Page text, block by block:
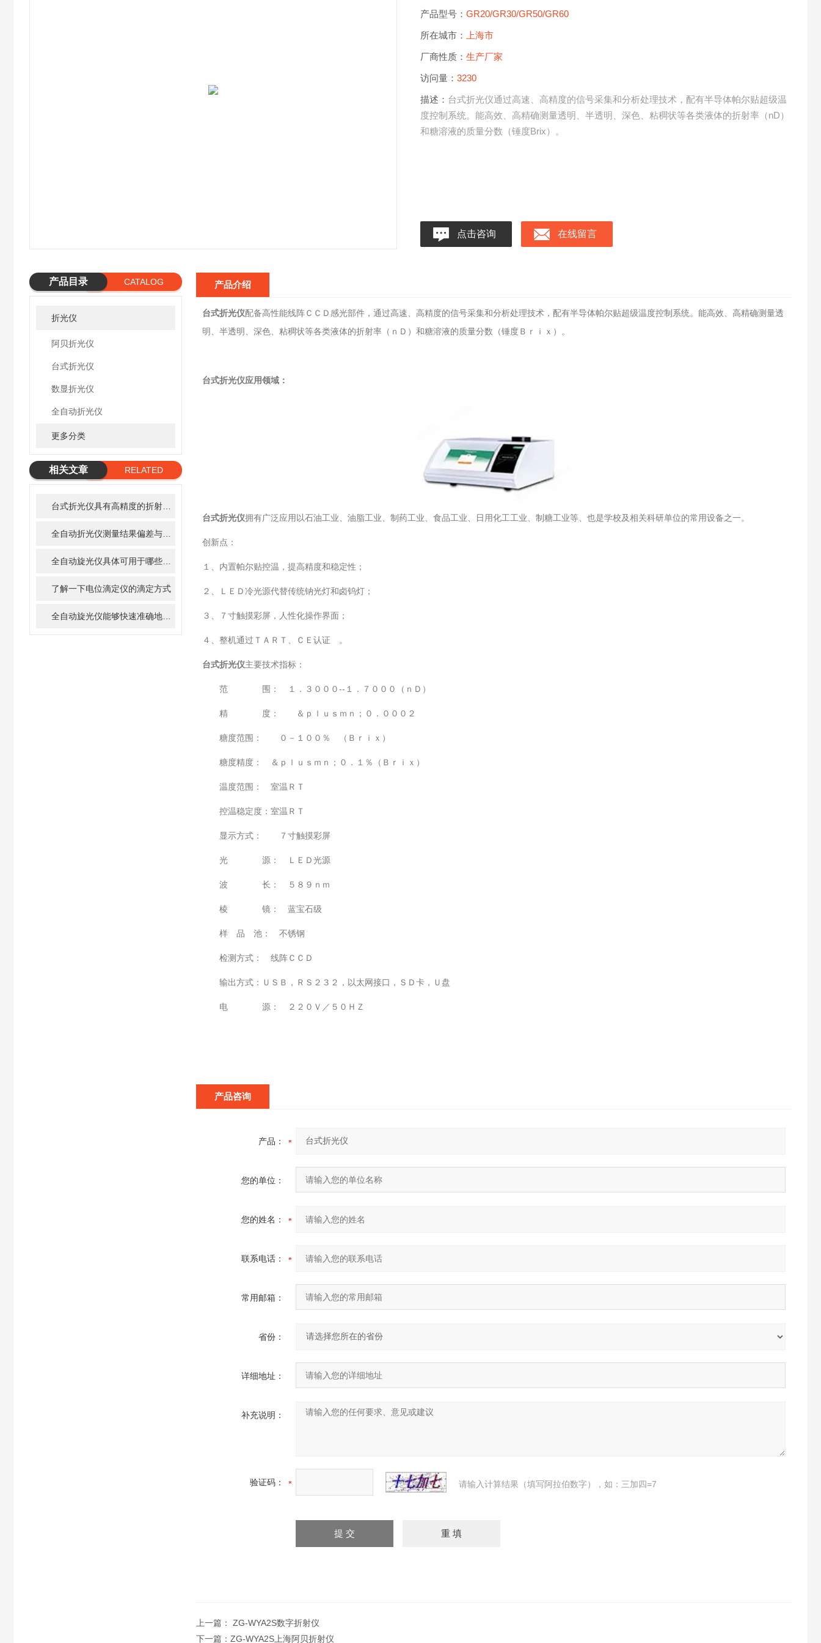
产品型号： GR20/GR30/GR50/GR60
所在城市： 上海市
厂商性质： 生产厂家
访问量： 3230
描述： 台式折光仪通过高速、高精度的信号采集和分析处理技术，配有半导体帕尔贴超级温
度控制系统。能高效、高精确测量透明、半透明、深色、粘稠状等各类液体的折射率（nD）
和糖溶液的质量分数（锤度Brix）。
点击咨询 在线留言
产品目录 CATALOG
折光仪
阿贝折光仪
台式折光仪
数显折光仪
全自动折光仪
更多分类
相关文章
RELATED
了解一下电位滴定仪的滴定方式
产品介绍
台式折光仪配备高性能线阵ＣＣＤ感光部件，通过高速、高精度的信号采集和分析处理技术，配有半导体帕尔贴超级温度控制系统。能高效、高精确测量透
明、半透明、深色、粘稠状等各类液体的折射率（ｎＤ）和糖溶液的质量分数（锤度Ｂｒｉｘ）。
台式折光仪应用领域：
台式折光仪拥有广泛应用以石油工业、油脂工业、制药工业、食品工业、日用化工工业、制糖工业等、也是学校及相关科研单位的常用设备之一。
创新点：
１、内置帕尔贴控温，提高精度和稳定性；
２、ＬＥＤ冷光源代替传统钠光灯和卤钨灯；
３、７寸触摸彩屏，人性化操作界面；
４、整机通过ＴＡＲＴ、ＣＥ认证 。
台式折光仪主要技术指标：
范 围： １．３０００--１．７０００（ｎＤ）
精 度： ＆ｐｌｕｓｍｎ；０．０００２
糖度范围： ０－１００％ （Ｂｒｉｘ）
糖度精度： ＆ｐｌｕｓｍｎ；０．１％（Ｂｒｉｘ）
温度范围： 室温ＲＴ
控温稳定度：室温ＲＴ
显示方式： ７寸触摸彩屏
光 源： ＬＥＤ光源
波 长： ５８９ｎｍ
棱 镜： 蓝宝石级
样 品 池： 不锈钢
检测方式： 线阵ＣＣＤ
输出方式：ＵＳＢ，ＲＳ２３２，以太网接口，ＳＤ卡，Ｕ盘
电 源： ２２０Ｖ／５０ＨＺ
产品咨询
产品：
您的单位：
您的姓名：
联系电话：
常用邮箱：
省份：
详细地址：
补充说明：
验证码： 请输入计算结果（填写阿拉伯数字），如：三加四=7
上一篇： ZG-WYA2S数字折射仪
下一篇： ZG-WYA2S上海阿贝折射仪